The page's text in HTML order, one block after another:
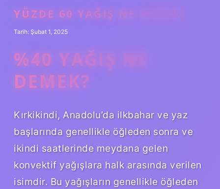
YÜZDE 60 YAĞIŞ NE DEMEK
Tarih: Şubat 1, 2025
%40 YAĞIŞ NE
DEMEK?
Kırkikindi, Anadolu’da ilkbahar ve yaz
başlarında genellikle öğleden sonra ve
ikindi saatlerinde meydana gelen
konvektif yağışlara halk arasında verilen
isimdir. Bu yağışların genellikle öğleden